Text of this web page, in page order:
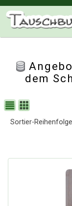
dem
Sortier-